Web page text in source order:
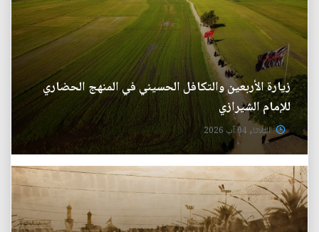
زيارة الأربعين والتكافل الحسيني في المنهج الحضاري
للإمام الشيرازي
الثلاثاء 04 آب 2026